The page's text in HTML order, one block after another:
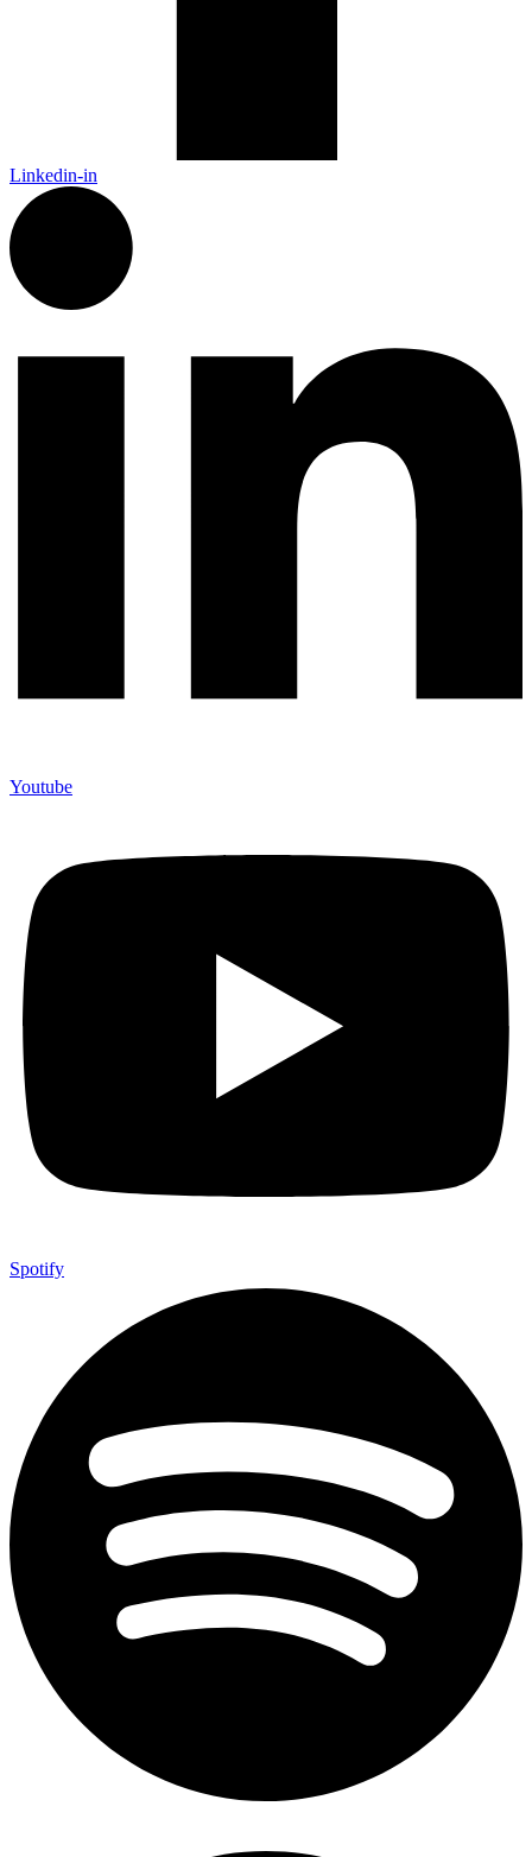
Linkedin-in
Youtube
Spotify